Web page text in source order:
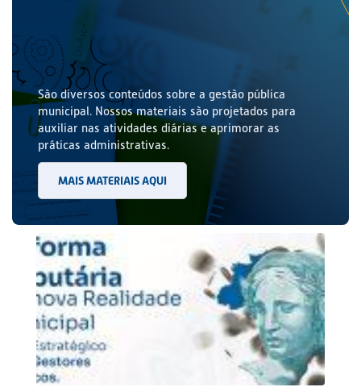
São diversos conteúdos sobre a gestão pública
municipal. Nossos materiais são projetados para
auxiliar nas atividades diárias e aprimorar as
práticas administrativas.
MAIS MATERIAIS AQUI